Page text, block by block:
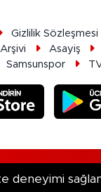
Gizlilik Sözleşmesi
Asayiş
Samsunspor
Copyright © 2026.
deneyimi